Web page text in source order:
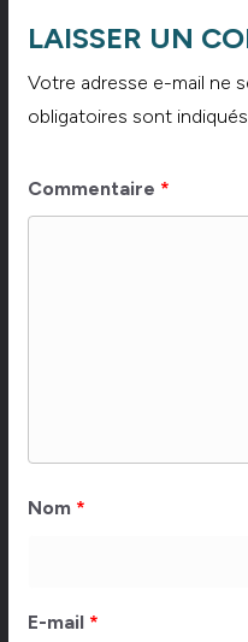
LAISSER UN
Votre adresse e-mail ne
obligatoires sont
Commentaire *
Nom *
E-mail *